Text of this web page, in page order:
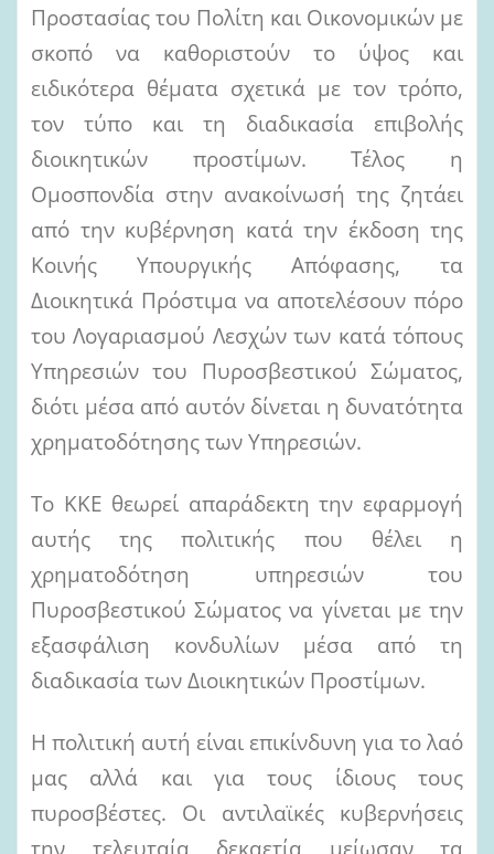
Προστασίας του Πολίτη και Οικονομικών με
σκοπό να καθοριστούν το ύψος και
ειδικότερα θέματα σχετικά με τον τρόπο,
τον τύπο και τη διαδικασία επιβολής
διοικητικών προστίμων. Τέλος η
Ομοσπονδία στην ανακοίνωσή της ζητάει
από την κυβέρνηση κατά την έκδοση της
Κοινής Υπουργικής Απόφασης, τα
Διοικητικά Πρόστιμα να αποτελέσουν πόρο
του Λογαριασμού Λεσχών των κατά τόπους
Υπηρεσιών του Πυροσβεστικού Σώματος,
διότι μέσα από αυτόν δίνεται η δυνατότητα
χρηματοδότησης των Υπηρεσιών.
Το ΚΚΕ θεωρεί απαράδεκτη την εφαρμογή
αυτής της πολιτικής που θέλει η
χρηματοδότηση υπηρεσιών του
Πυροσβεστικού Σώματος να γίνεται με την
εξασφάλιση κονδυλίων μέσα από τη
διαδικασία των Διοικητικών Προστίμων.
Η πολιτική αυτή είναι επικίνδυνη για το λαό
μας αλλά και για τους ίδιους τους
πυροσβέστες. Οι αντιλαϊκές κυβερνήσεις
την τελευταία δεκαετία μείωσαν τα